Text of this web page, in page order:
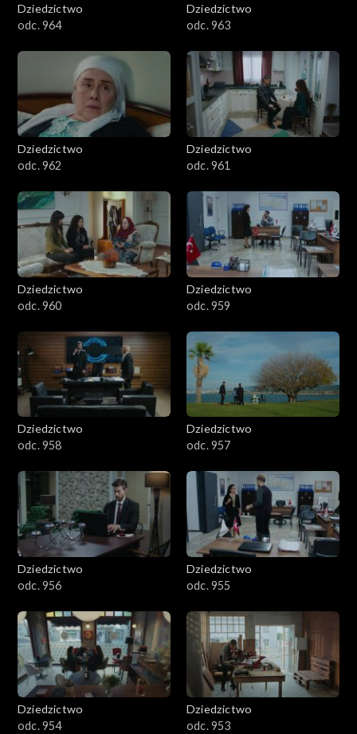
Dziedzictwo
odc. 964
Dziedzictwo
odc. 963
Dziedzictwo
odc. 962
Dziedzictwo
odc. 961
Dziedzictwo
odc. 960
Dziedzictwo
odc. 959
Dziedzictwo
odc. 958
Dziedzictwo
odc. 957
Dziedzictwo
odc. 956
Dziedzictwo
odc. 955
Dziedzictwo
odc. 954
Dziedzictwo
odc. 953